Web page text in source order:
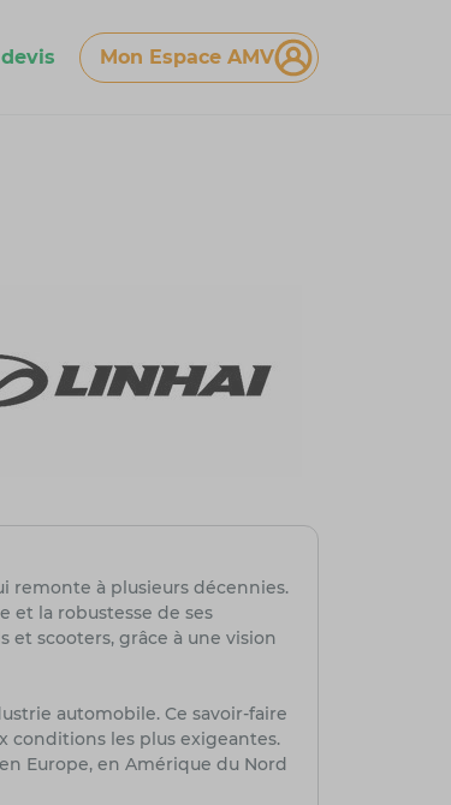
Mon Espace AMV
remonte à plusieurs décennies.
et la robustesse de ses
et scooters, grâce à une vision
automobile. Ce savoir-faire
conditions les plus exigeantes.
Europe, en Amérique du Nord